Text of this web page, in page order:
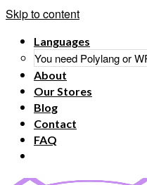
Skip to content
Languages
You need Polylang or
About
Our Stores
Blog
Contact
FAQ